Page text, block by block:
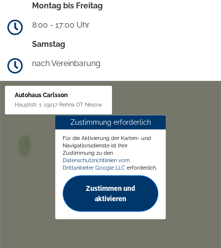
Montag bis Freitag
8:00 - 17:00 Uhr
Samstag
nach Vereinbarung
Autohaus Carlsson
Hauptstr. 1, 19217 Rehna OT Nesow
Zustimmung erforderlich
Für die Aktivierung der Karten- und
Navigationsdienste ist Ihre
Zustimmung zu den
Datenschutzrichtlinien vom
Drittanbieter Google LLC erforderlich.
Zustimmen und
aktivieren